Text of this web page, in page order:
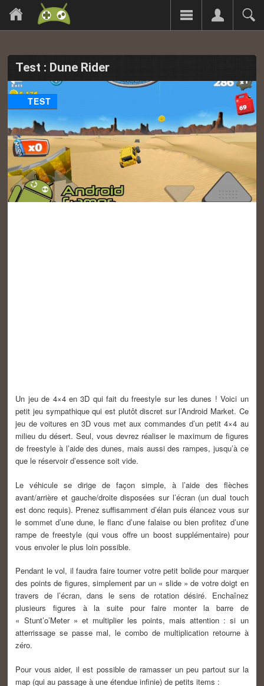
Test : Dune Rider
TEST
Un jeu de 4×4 en 3D qui fait du freestyle sur les dunes ! Voici un
petit jeu sympathique qui est plutôt discret sur l’Android Market. Ce
jeu de voitures en 3D vous met aux commandes d’un petit 4×4 au
milieu du désert. Seul, vous devrez réaliser le maximum de figures
de freestyle à l’aide des dunes, mais aussi des rampes, jusqu’à ce
que le réservoir d’essence soit vide.
Le véhicule se dirige de façon simple, à l’aide des flèches
avant/arrière et gauche/droite disposées sur l’écran (un dual touch
est donc requis). Prenez suffisamment d’élan puis élancez vous sur
le sommet d’une dune, le flanc d’une falaise ou bien profitez d’une
rampe de freestyle (qui vous offre un boost supplémentaire) pour
vous envoler le plus loin possible.
Pendant le vol, il faudra faire tourner votre petit bolide pour marquer
des points de figures, simplement par un « slide » de votre doigt en
travers de l’écran, dans le sens de rotation désiré. Enchaînez
plusieurs figures à la suite pour faire monter la barre de
« Stunt’o’Meter » et multiplier les points, mais attention : si un
atterrissage se passe mal, le combo de multiplication retourne à
zéro.
Pour vous aider, il est possible de ramasser un peu partout sur la
map (qui au passage à une étendue infinie) de petits items :